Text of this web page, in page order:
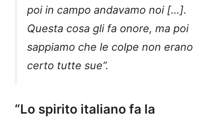
poi in campo andavamo noi […].
Questa cosa gli fa onore, ma poi
sappiamo che le colpe non erano
certo tutte sue”.
“Lo spirito italiano fa la